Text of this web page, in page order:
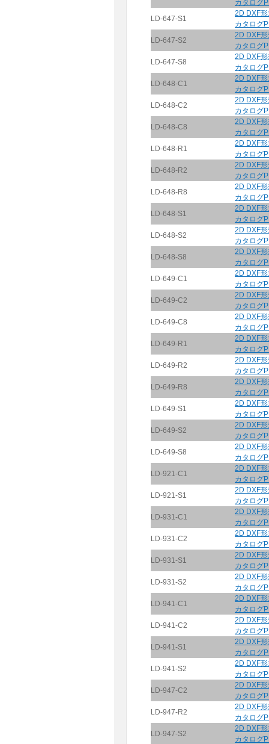
カタログ
LD-647-S1
2D DXF
カタログ
LD-647-S2
2D DXF
カタログ
LD-647-S8
2D DXF
カタログ
LD-648-C1
2D DXF
カタログ
LD-648-C2
2D DXF
カタログ
LD-648-C8
2D DXF
カタログ
LD-648-R1
2D DXF
カタログ
LD-648-R2
2D DXF
カタログ
LD-648-R8
2D DXF
カタログ
LD-648-S1
2D DXF
カタログ
LD-648-S2
2D DXF
カタログ
LD-648-S8
2D DXF
カタログ
LD-649-C1
2D DXF
カタログ
LD-649-C2
2D DXF
カタログ
LD-649-C8
2D DXF
カタログ
LD-649-R1
2D DXF
カタログ
LD-649-R2
2D DXF
カタログ
LD-649-R8
2D DXF
カタログ
LD-649-S1
2D DXF
カタログ
LD-649-S2
2D DXF
カタログ
LD-649-S8
2D DXF
カタログ
LD-921-C1
2D DXF
カタログ
LD-921-S1
2D DXF
カタログ
LD-931-C1
2D DXF
カタログ
LD-931-C2
2D DXF
カタログ
LD-931-S1
2D DXF
カタログ
LD-931-S2
2D DXF
カタログ
LD-941-C1
2D DXF
カタログ
LD-941-C2
2D DXF
カタログ
LD-941-S1
2D DXF
カタログ
LD-941-S2
2D DXF
カタログ
LD-947-C2
2D DXF
カタログ
LD-947-R2
2D DXF
カタログ
LD-947-S2
2D DXF
カタログ